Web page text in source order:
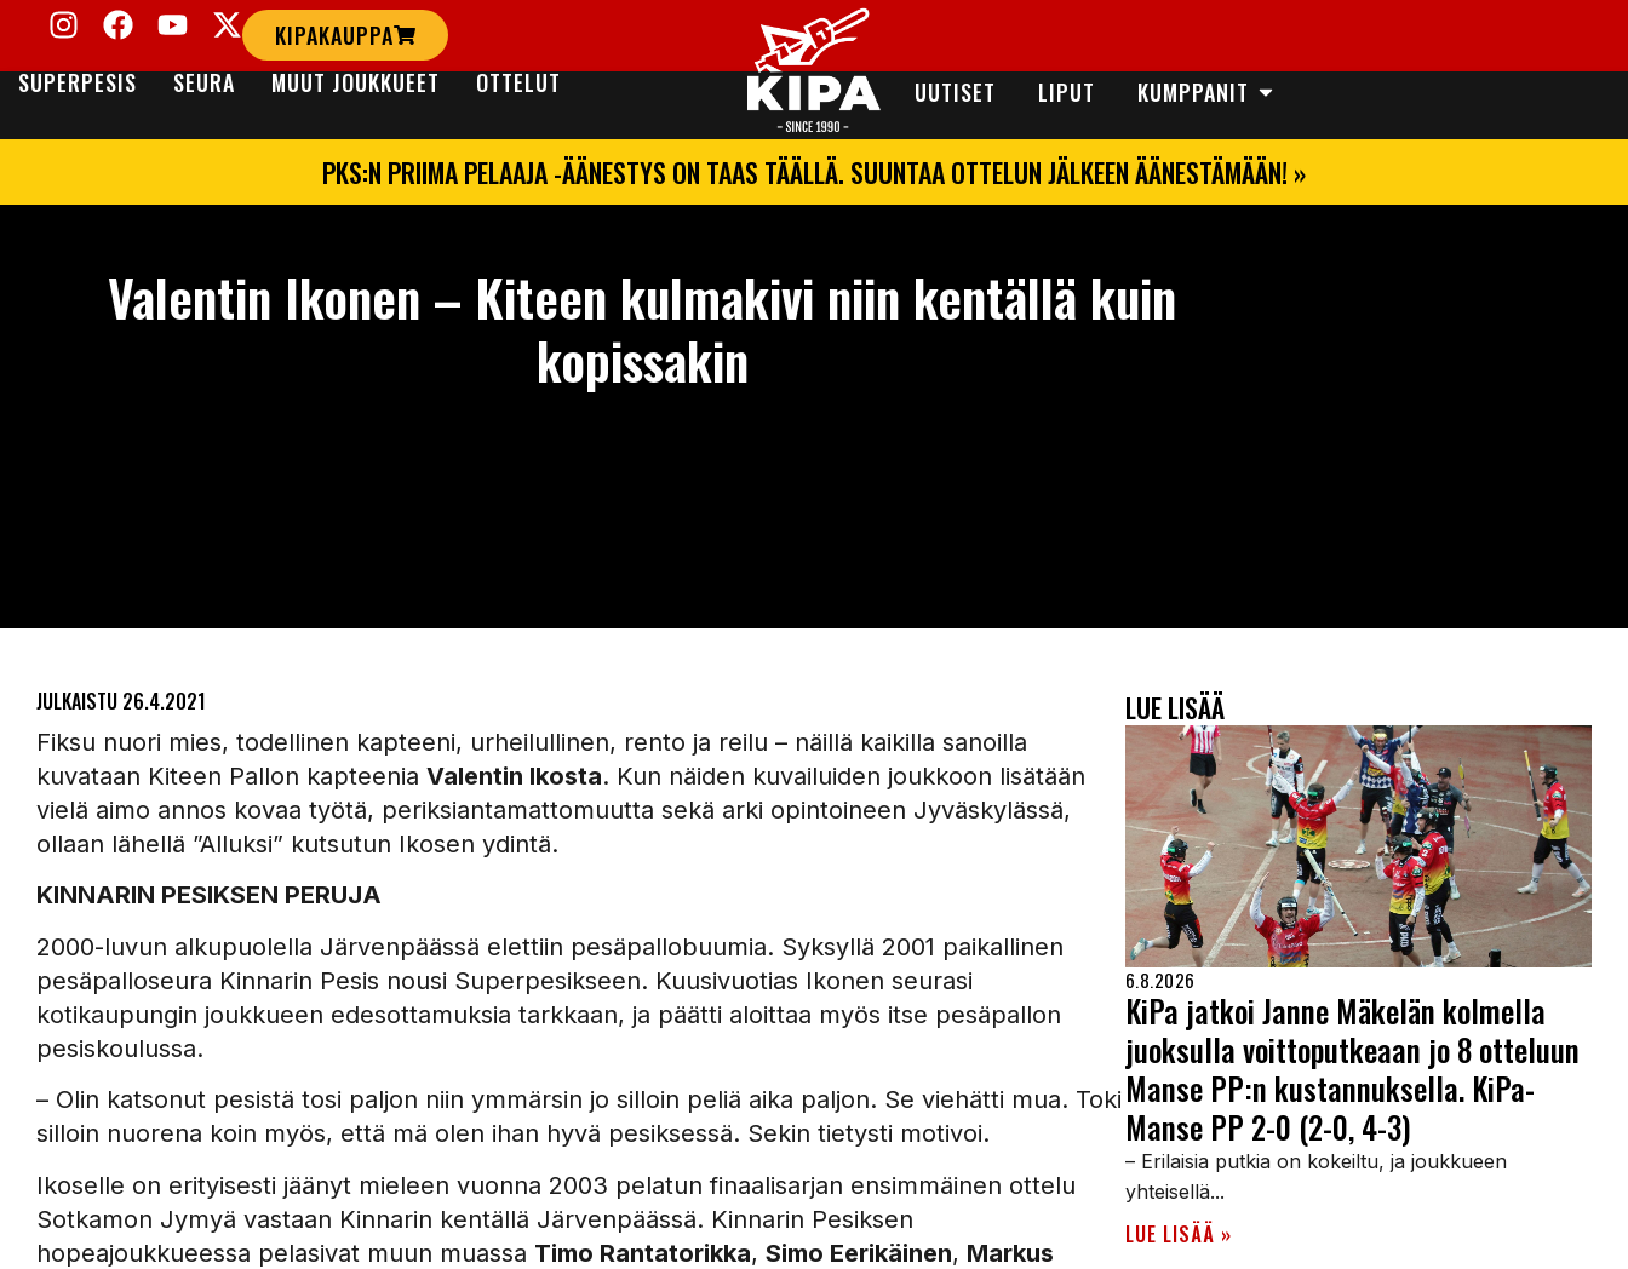
KIPAKAUPPA
SUPERPESIS
SEURA MUUT JOUKKUEET OTTELUT UUTISET LIPUT KUMPPANIT
PKS:N PRIIMA PELAAJA -ÄÄNESTYS ON TAAS TÄÄLLÄ. SUUNTAA OTTELUN JÄLKEEN ÄÄNESTÄMÄÄN! »
Valentin Ikonen – Kiteen kulmakivi niin kentällä kuin
kopissakin
JULKAISTU 26.4.2021
Fiksu nuori mies, todellinen kapteeni, urheilullinen, rento ja reilu – näillä kaikilla sanoilla
kuvataan Kiteen Pallon kapteenia Valentin Ikosta. Kun näiden kuvailuiden joukkoon lisätään
vielä aimo annos kovaa työtä, periksiantamattomuutta sekä arki opintoineen Jyväskylässä,
ollaan lähellä ”Alluksi” kutsutun Ikosen ydintä.
KINNARIN PESIKSEN PERUJA
2000-luvun alkupuolella Järvenpäässä elettiin pesäpallobuumia. Syksyllä 2001 paikallinen
pesäpalloseura Kinnarin Pesis nousi Superpesikseen. Kuusivuotias Ikonen seurasi
kotikaupungin joukkueen edesottamuksia tarkkaan, ja päätti aloittaa myös itse pesäpallon
pesiskoulussa.
– Olin katsonut pesistä tosi paljon niin ymmärsin jo silloin peliä aika paljon. Se viehätti mua. Toki
silloin nuorena koin myös, että mä olen ihan hyvä pesiksessä. Sekin tietysti motivoi.
Ikoselle on erityisesti jäänyt mieleen vuonna 2003 pelatun finaalisarjan ensimmäinen ottelu
Sotkamon Jymyä vastaan Kinnarin kentällä Järvenpäässä. Kinnarin Pesiksen
hopeajoukkueessa pelasivat muun muassa Timo Rantatorikka, Simo Eerikäinen, Markus
LUE LISÄÄ
6.8.2026
KiPa jatkoi Janne Mäkelän kolmella
juoksulla voittoputkeaan jo 8 otteluun
Manse PP:n kustannuksella. KiPa-
Manse PP 2-0 (2-0, 4-3)
– Erilaisia putkia on kokeiltu, ja joukkueen
yhteisellä...
LUE LISÄÄ »